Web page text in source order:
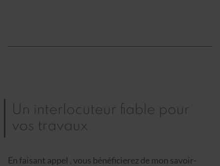
Un interlocuteur fiable pour
vos travaux
En faisant appel , vous bénéficierez de mon savoir-